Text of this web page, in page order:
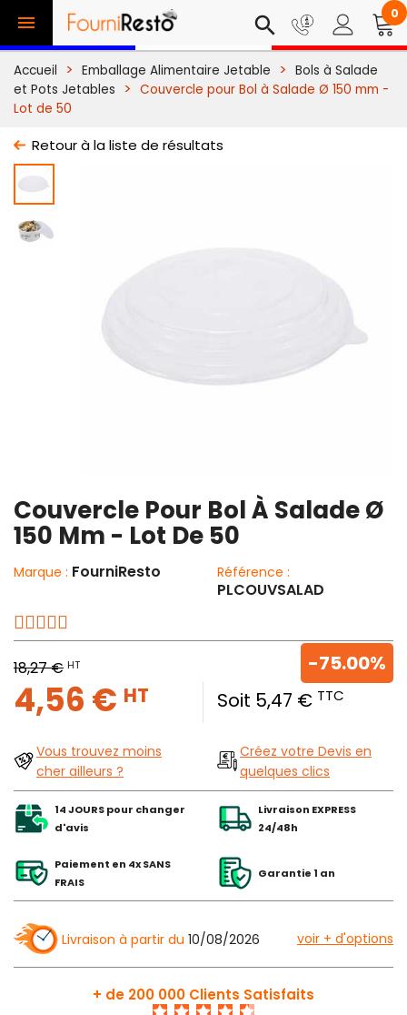
 search 0
Accueil Emballage Alimentaire Jetable
Bols à Salade
et Pots Jetables
Couvercle pour Bol à Salade Ø 150 mm -
Lot de 50
Retour à la liste de résultats
Couvercle Pour Bol À Salade Ø
150 Mm - Lot De 50
Marque : FourniResto Référence :
PLCOUVSALAD
18,27 € HT
4,56 € HT Soit 5,47 € TTC
-75.00%
Vous trouvez moins
cher ailleurs ?
Créez votre Devis en
quelques clics
14 JOURS pour changer
d'avis
Livraison EXPRESS
24/48h
Paiement en 4x SANS
FRAIS
Garantie 1 an
Livraison à partir du 10/08/2026 voir + d'options
+ de 200 000 Clients Satisfaits